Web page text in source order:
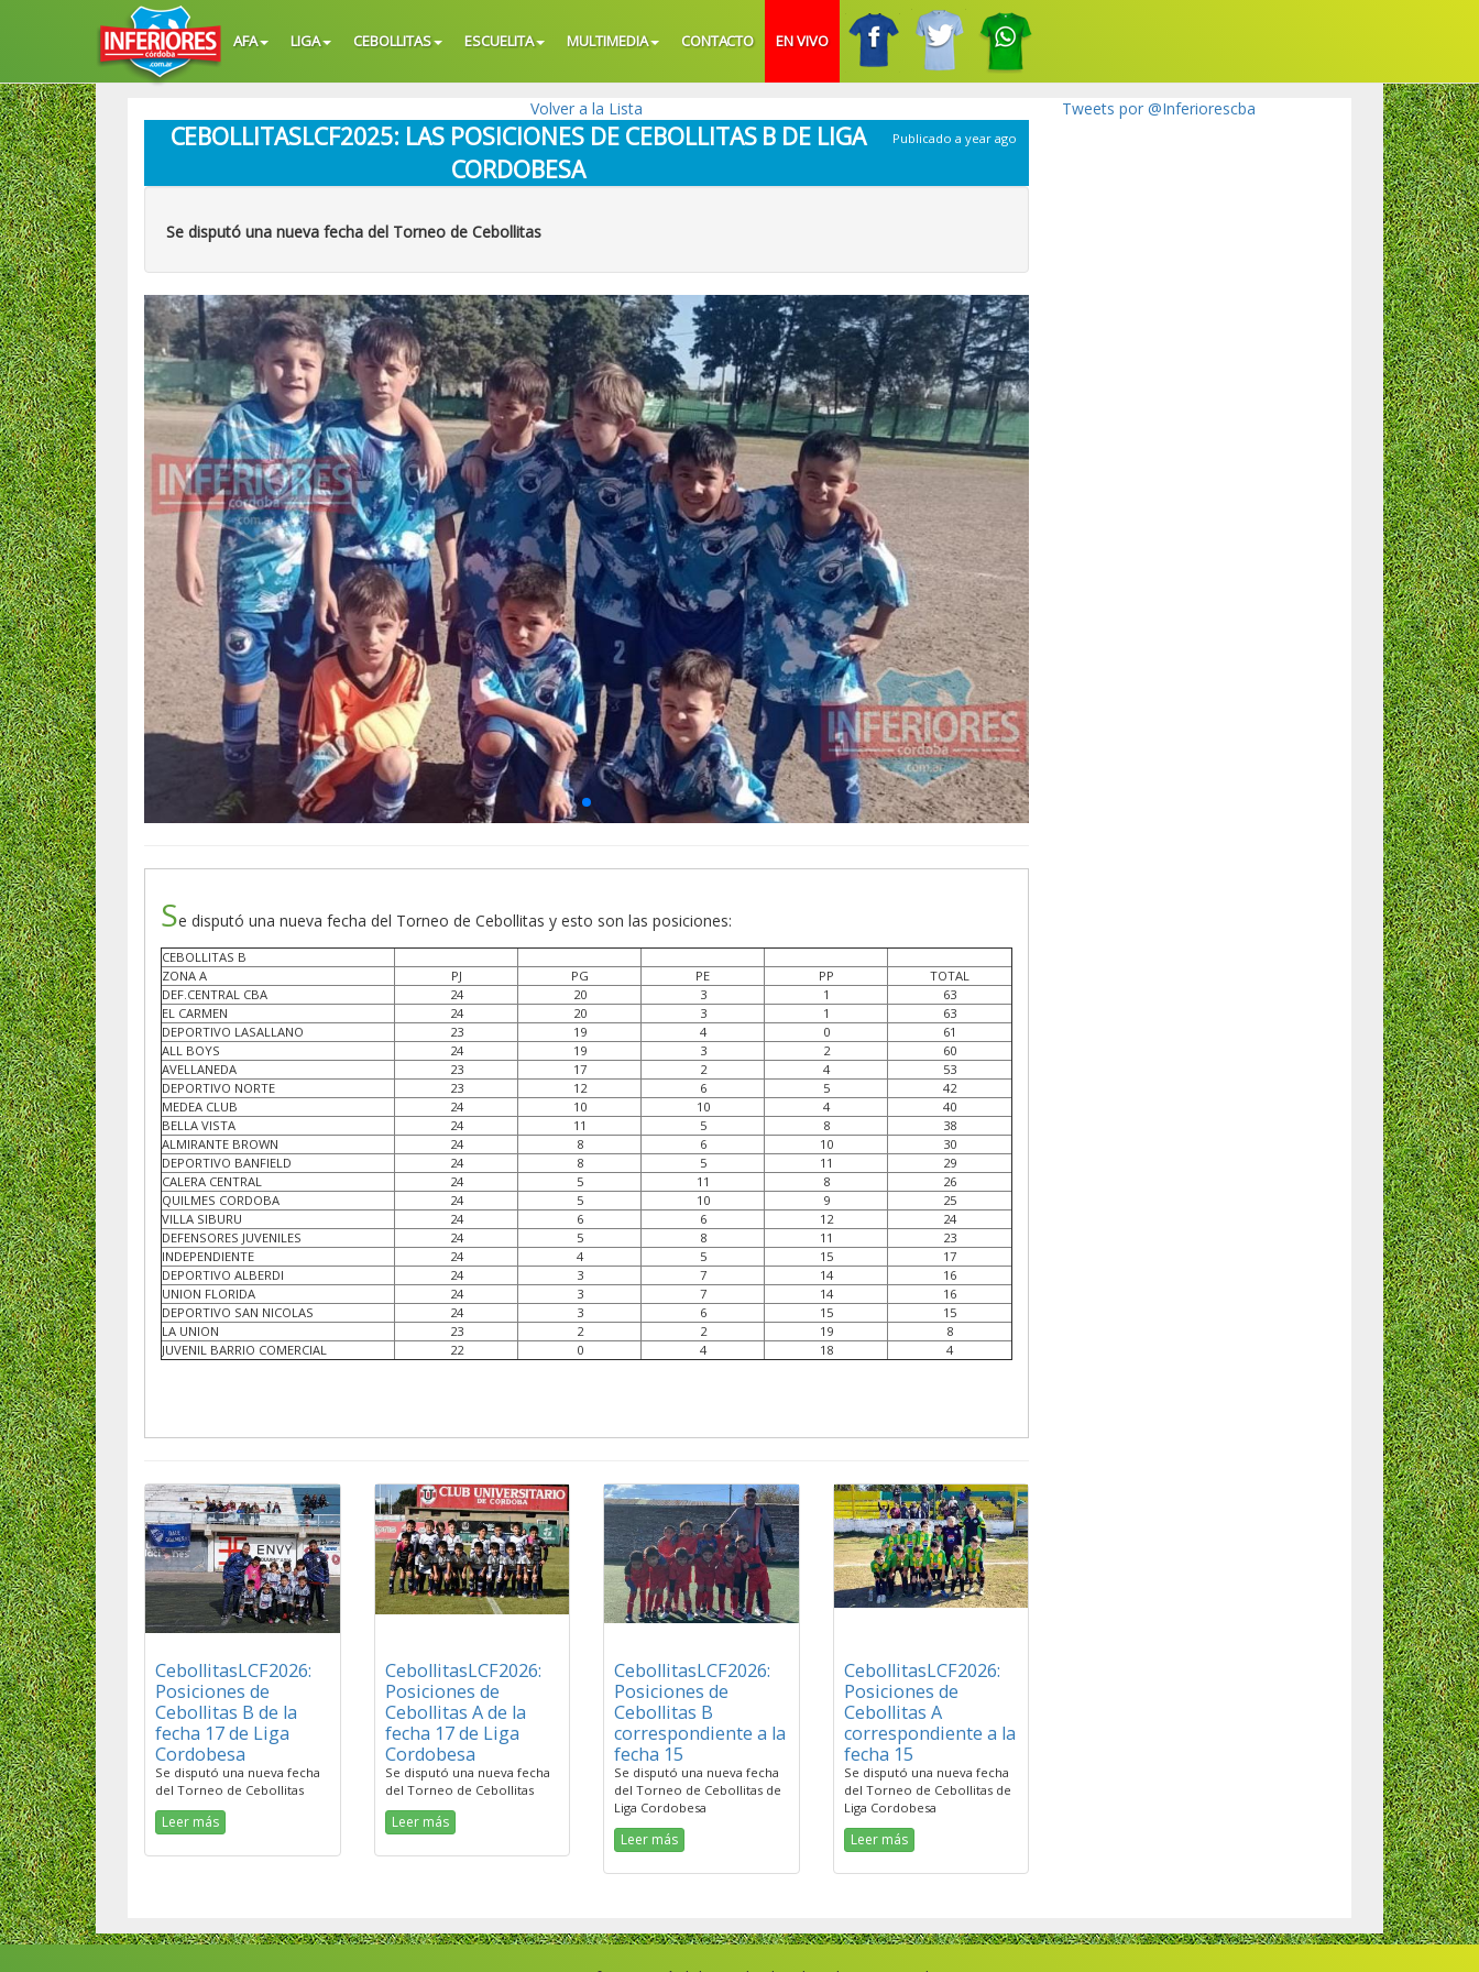
AFA LIGA CEBOLLITAS ESCUELITA MULTIMEDIA CONTACTO EN VIVO
Volver a la Lista
Publicado a year ago
CEBOLLITASLCF2025: LAS POSICIONES DE CEBOLLITAS B DE LIGA
CORDOBESA
Se disputó una nueva fecha del Torneo de Cebollitas
Se disputó una nueva fecha del Torneo de Cebollitas y esto son las posiciones:
CEBOLLITAS B
ZONA A
PJ PG PE PP
TOTAL
DEF.CENTRAL CBA
24 20 3 1
63
EL CARMEN
24 20 3 1
63
DEPORTIVO LASALLANO
23 19 4 0
61
ALL BOYS
24 19 3 2
60
AVELLANEDA
23 17 2 4
53
DEPORTIVO NORTE
23 12 6 5
42
MEDEA CLUB
24 10 10 4
40
BELLA VISTA
24 11 5 8
38
ALMIRANTE BROWN
24 8 6 10
30
DEPORTIVO BANFIELD
24 8 5 11
29
CALERA CENTRAL
24 5 11 8
26
QUILMES CORDOBA
24 5 10 9
25
VILLA SIBURU
24 6 6 12
24
DEFENSORES JUVENILES
24 5 8 11
23
INDEPENDIENTE
24 4 5 15
17
DEPORTIVO ALBERDI
24 3 7 14
16
UNION FLORIDA
24 3 7 14
16
DEPORTIVO SAN NICOLAS
24 3 6 15
15
LA UNION
23 2 2 19
8
JUVENIL BARRIO COMERCIAL
22 0 4 18 4
CebollitasLCF2026:
Posiciones de
Cebollitas B de la
fecha 17 de Liga
Cordobesa
Se disputó una nueva fecha
del Torneo de Cebollitas
Leer más
CebollitasLCF2026:
Posiciones de
Cebollitas A de la
fecha 17 de Liga
Cordobesa
Se disputó una nueva fecha
del Torneo de Cebollitas
Leer más
CebollitasLCF2026:
Posiciones de
Cebollitas B
correspondiente a la
fecha 15
Se disputó una nueva fecha
del Torneo de Cebollitas de
Liga Cordobesa
Leer más
CebollitasLCF2026:
Posiciones de
Cebollitas A
correspondiente a la
fecha 15
Se disputó una nueva fecha
del Torneo de Cebollitas de
Liga Cordobesa
Leer más
Tweets por @Inferiorescba